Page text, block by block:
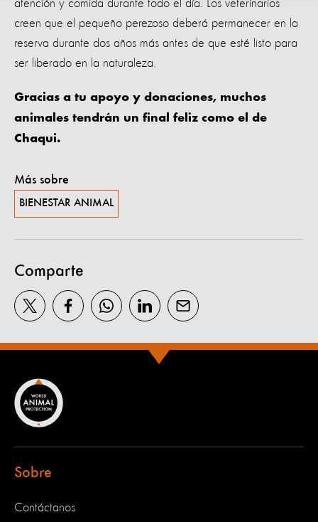
atención y comida durante todo el día. Los veterinarios
creen que el pequeño perezoso deberá permanecer en la
reserva durante dos años más antes de que esté listo para
ser liberado en la naturaleza.
Gracias a tu apoyo y donaciones, muchos
animales tendrán un final feliz como el de
Chaqui.
Más sobre
BIENESTAR ANIMAL
Comparte
Sobre
Contáctanos